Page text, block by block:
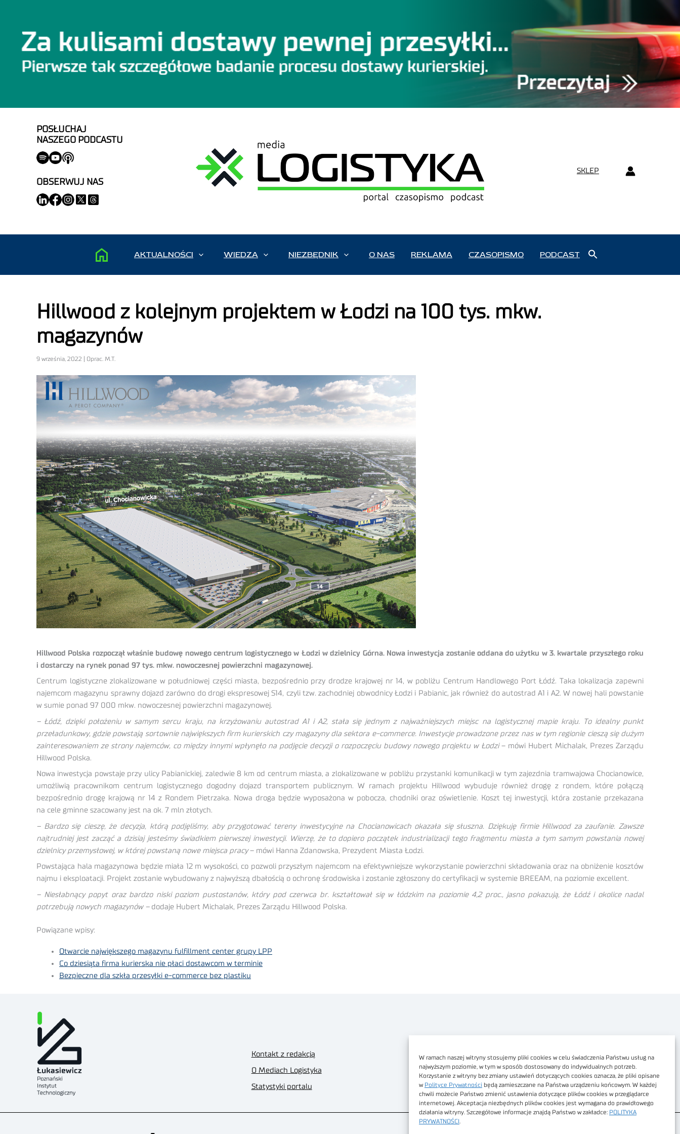
W ramach naszej witryny stosujemy pliki cookies w celu świadczenia Państwu usług na
najwyższym poziomie, w tym w sposób dostosowany do indywidualnych potrzeb.
Korzystanie z witryny bez zmiany ustawień dotyczących cookies oznacza, że pliki opisane
w Polityce Prywatności będą zamieszczane na Państwa urządzeniu końcowym. W każdej
chwili możecie Państwo zmienić ustawienia dotyczące plików cookies w przeglądarce
internetowej. Akceptacja niezbędnych plików cookies jest wymagana do prawidłowego
działania witryny. Szczegółowe informacje znajdą Państwo w zakładce: POLITYKA
PRYWATNOŚCI
POSŁUCHAJ
NASZEGO PODCASTU
OBSERWUJ NAS
SKLEP
AKTUALNOŚCI WIEDZA NIEZBĘDNIK O NAS REKLAMA CZASOPISMO PODCAST
Hillwood z kolejnym projektem w Łodzi na 100 tys. mkw.
magazynów
9 września, 2022 | Oprac. M.T.
Hillwood Polska rozpoczął właśnie budowę nowego centrum logistycznego w Łodzi w dzielnicy Górna. Nowa inwestycja zostanie oddana do użytku w 3. kwartale przyszłego roku
i dostarczy na rynek ponad 97 tys. mkw. nowoczesnej powierzchni magazynowej.
Centrum logistyczne zlokalizowane w południowej części miasta, bezpośrednio przy drodze krajowej nr 14, w pobliżu Centrum Handlowego Port Łódź. Taka lokalizacja zapewni
najemcom magazynu sprawny dojazd zarówno do drogi ekspresowej S14, czyli tzw. zachodniej obwodnicy Łodzi i Pabianic, jak również do autostrad A1 i A2. W nowej hali powstanie
w sumie ponad 97 000 mkw. nowoczesnej powierzchni magazynowej.
– Łódź, dzięki położeniu w samym sercu kraju, na krzyżowaniu autostrad A1 i A2, stała się jednym z najważniejszych miejsc na logistycznej mapie kraju. To idealny punkt
przeładunkowy, gdzie powstają sortownie największych firm kurierskich czy magazyny dla sektora e-commerce. Inwestycje prowadzone przez nas w tym regionie cieszą się dużym
zainteresowaniem ze strony najemców, co między innymi wpłynęło na podjęcie decyzji o rozpoczęciu budowy nowego projektu w Łodzi– mówi Hubert Michalak, Prezes Zarządu
Hillwood Polska.
Nowa inwestycja powstaje przy ulicy Pabianickiej, zaledwie 8 km od centrum miasta, a zlokalizowane w pobliżu przystanki komunikacji w tym zajezdnia tramwajowa Chocianowice,
umożliwią pracownikom centrum logistycznego dogodny dojazd transportem publicznym. W ramach projektu Hillwood wybuduje również drogę z rondem, które połączą
bezpośrednio drogę krajową nr 14 z Rondem Pietrzaka. Nowa droga będzie wyposażona w pobocza, chodniki oraz oświetlenie. Koszt tej inwestycji, która zostanie przekazana
na cele gminne szacowany jest na ok. 7 mln złotych.
– Bardzo się cieszę, że decyzja, którą podjęliśmy, aby przygotować tereny inwestycyjne na Chocianowicach okazała się słuszna. Dziękuję firmie Hillwood za zaufanie. Zawsze
najtrudniej jest zacząć a dzisiaj jesteśmy świadkiem pierwszej inwestycji. Wierzę, że to dopiero początek industrializacji tego fragmentu miasta a tym samym powstania nowej
dzielnicy przemysłowej, w której powstaną nowe miejsca pracy– mówi Hanna Zdanowska, Prezydent Miasta Łodzi.
Powstająca hala magazynowa będzie miała 12 m wysokości, co pozwoli przyszłym najemcom na efektywniejsze wykorzystanie powierzchni składowania oraz na obniżenie kosztów
najmu i eksploatacji. Projekt zostanie wybudowany z najwyższą dbałością o ochronę środowiska i zostanie zgłoszony do certyfikacji w systemie BREEAM, na poziomie excellent.
– Niesłabnący popyt oraz bardzo niski poziom pustostanów, który pod czerwca br. kształtował się w łódzkim na poziomie 4,2 proc., jasno pokazują, że Łódź i okolice nadal
potrzebują nowych magazynów –dodaje Hubert Michalak, Prezes Zarządu Hillwood Polska.
Powiązane wpisy:
Otwarcie największego magazynu fulfillment center grupy LPP
Co dziesiąta firma kurierska nie płaci dostawcom w terminie
Bezpieczne dla szkła przesyłki e-commerce bez plastiku
Kontakt z redakcją
O Mediach Logistyka
Statystyki portalu
Dostępność cyfrowa
Regulamin Portalu
Regulamin sklepu